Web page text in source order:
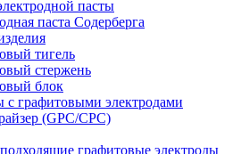
пасты
паста Содерберга
тигель
стержень
блок
с графитовыми электродами
(GPC/CPC)
графитовые электроды